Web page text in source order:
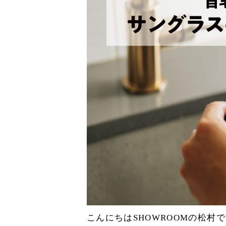
こんにちはSHOWROOMの松村